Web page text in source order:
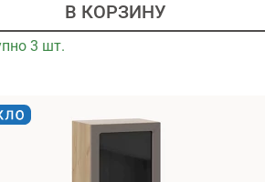
В КОРЗИНУ
3 шт.